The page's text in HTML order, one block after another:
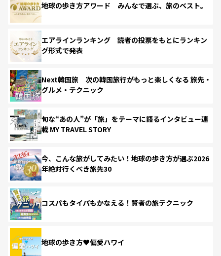
地球の歩き方アワード みんなで選ぶ、旅のベスト。
エアラインランキング 読者の投票をもとにランキン
グ形式で発表
Next韓国旅 次の韓国旅行がもっと楽しくなる 旅先・
グルメ・テクニック
旬な“あの人”が「旅」をテーマに語るインタビュー連
載 MY TRAVEL STORY
今、こんな旅がしてみたい！地球の歩き方が選ぶ2026
年絶対行くべき旅先30
コスパもタイパもかなえる！賢者の旅テクニック
地球の歩き方♥偏愛ハワイ